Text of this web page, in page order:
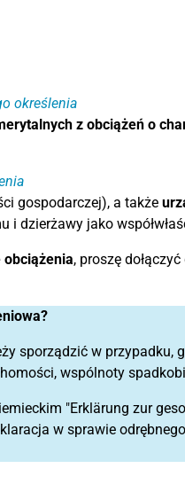
określenia
z obciążeń o
gospodarczej), a także
dzierżawy jako
obciążenia, proszę
sporządzić w przypadku,
wspólnoty
"Erklärung zur
w sprawie